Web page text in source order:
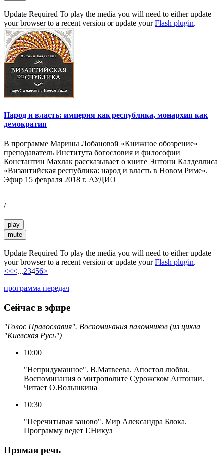
Update Required To play the media you will need to either update
your browser to a recent version or update yourFlash plugin.
Народ и власть: империя как республика, монархия как
демократия
В программе Марины Лобановой «Книжное обозрение»
преподаватель Института богословия и философии
Константин Махлак рассказывает о книге Энтони Калделлиса
«Византийская республика: народ и власть в Новом Риме».
Эфир 15 февраля 2018 г. АУДИО
/
play
mute
Update Required To play the media you will need to either update
your browser to a recent version or update yourFlash plugin.
<<<...23456>
программа передач
Сейчас в эфире
"Голос Православия". Воспоминания паломников (из цикла
"Киевская Русь")
10:00
"Непридуманное". В.Матвеева. Апостол любви.
Воспоминания о митрополите Сурожском Антонии.
Читает О.Волынкина
10:30
"Перечитывая заново". Мир Александра Блока.
Программу ведет Г.Никул
Прямая речь